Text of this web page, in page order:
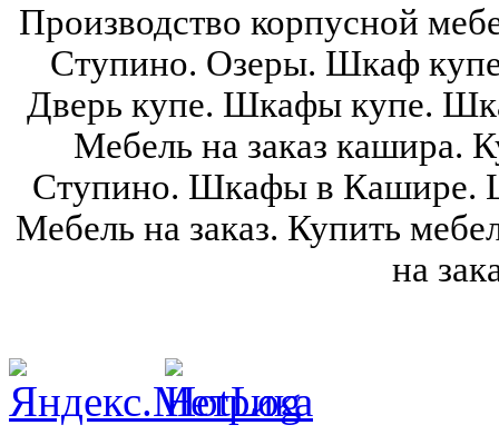
Производство корпусной
Ступино. Озеры. Шкаф
Дверь купе. Шкафы купе.
Мебель на заказ кашира.
Ступино. Шкафы в Кашире.
Мебель на заказ. Купить
на